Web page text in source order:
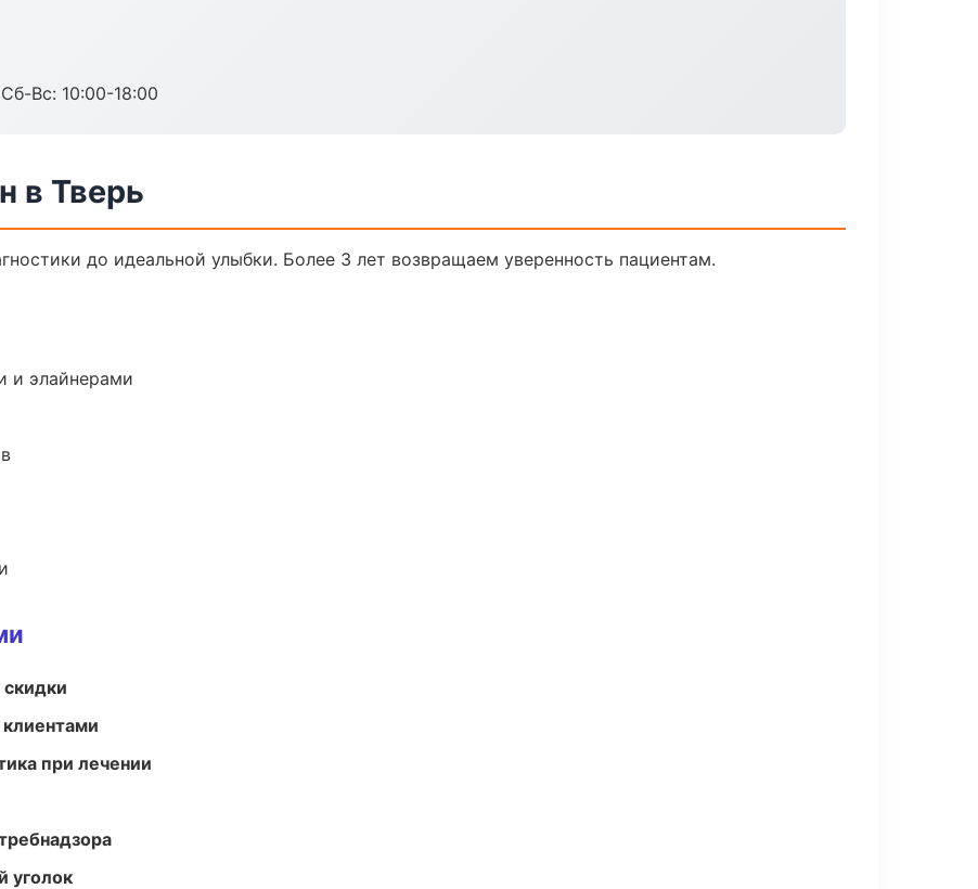
Вс: 10:00-18:00
в Тверь
до идеальной улыбки. Более 3 лет возвращаем уверенность пациентам.
и элайнерами
при лечении
уголок